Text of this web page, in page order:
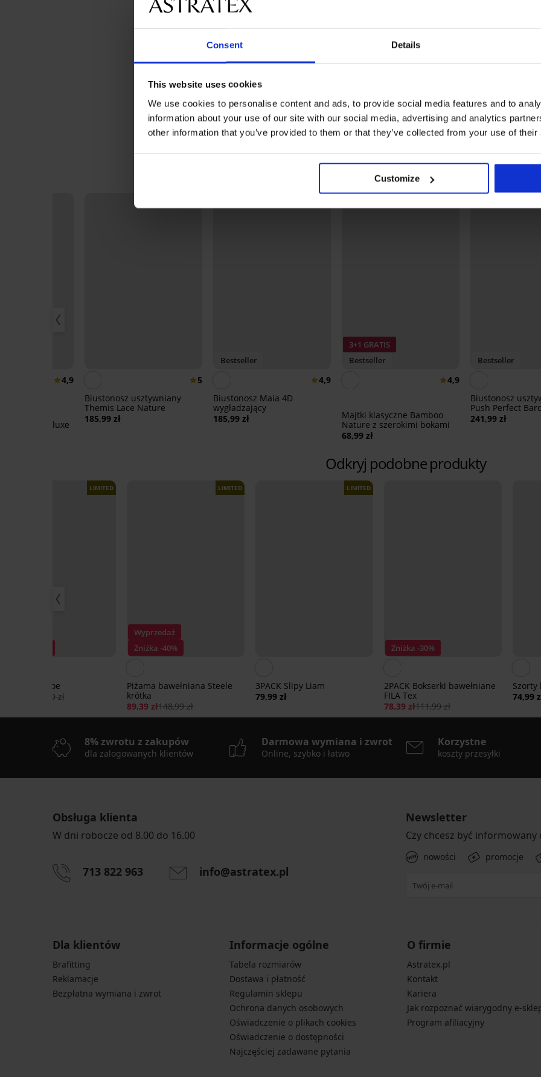
Consent Details
This website uses cookies
We use cookies to personalise content and ads, to provide social media features and to
information about your use of our site with our social media, advertising and analytics
other information that you’ve provided to them or that they’ve collected from your use of
Customize
Dwupak luźnych bokserek męskich
wystarczająco dużo wygody.
Marka
Producent
Pokaż więcej
Może Ci się spodobać
4,9
Control Deluxe
5
Biustonosz usztywniany
Themis Lace Nature
185,99 zł
Bestseller
4,9
Biustonosz Maia 4D
wygładzający
185,99 zł
3+1 GRATIS
Bestseller
4,9
Majtki klasyczne Bamboo
Nature z szerokimi bokami
68,99 zł
Bestseller
Biustonosz
Push Perfect
241,99 zł
Odkryj podobne produkty
LIMITED
Slipy Joe
129,99 zł
Wyprzedaż
Zniżka -40%
LIMITED
Piżama bawełniana Steele
krótka
89,39 zł148,99 zł
LIMITED
3PACK Slipy Liam
79,99 zł
Zniżka -30%
2PACK Bokserki bawełniane
FILA Tex
78,39 zł111,99 zł
Szorty
74,99
8% zwrotu z zakupów
dla zalogowanych klientów
Darmowa wymiana i zwrot
Online, szybko i łatwo
Korzystne
koszty przesyłki
Obsługa klienta
W dni robocze od 8.00 do 16.00
713 822 963 info@astratex.pl
Newsletter
Czy chcesz być informowany
nowości promocje
Dla klientów
Brafitting
Reklamacje
Bezpłatna wymiana i zwrot
Informacje ogólne
Tabela rozmiarów
Dostawa i płatność
Regulamin sklepu
Ochrona danych osobowych
Oświadczenie o plikach cookies
Oświadczenie o dostępności
Najczęściej zadawane pytania
O firmie
Astratex.pl
Kontakt
Kariera
Jak rozpoznać wiarygodny e-
Program afiliacyjny